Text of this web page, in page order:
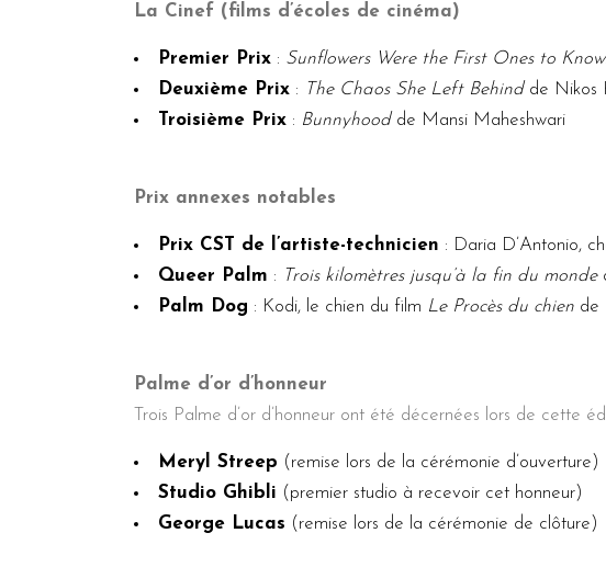
La Cinef (films d’écoles de cinéma)
Premier Prix : Sunflowers Were the First Ones to
Deuxième Prix : The Chaos She Left Behindde Nikos
Troisième Prix : Bunnyhoodde Mansi Maheshwari
Prix annexes notables
Prix CST de l’artiste-technicien : Daria D’Antonio,
Queer Palm : Trois kilomètres jusqu’à la fin du monde
Palm Dog : Kodi, le chien du film Le Procès du chien de
Palme d’or d’honneur
Trois Palme d’or d’honneur ont été décernées lors de cette
Meryl Streep (remise lors de la cérémonie d’ouverture)
Studio Ghibli (premier studio à recevoir cet honneur)
George Lucas (remise lors de la cérémonie de clôture)